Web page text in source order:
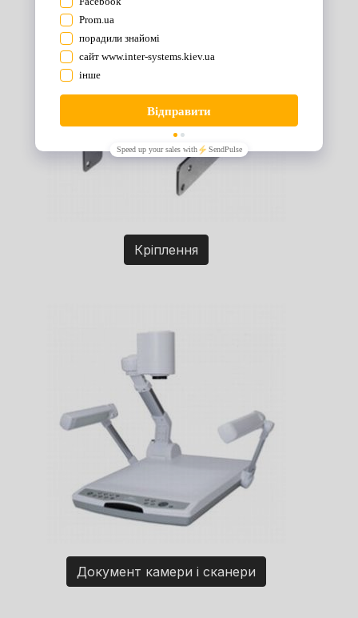
Кріплення
Документ камери і сканери